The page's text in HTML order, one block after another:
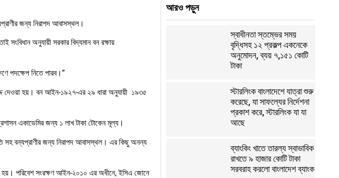
জন্য নিরাপদ আবাসস্থল।
সংবিধান অনুযায়ী সরকার বিদ্যমান বন রক্ষায়
পদক্ষেপ নিতে পারব।”
দেওয়া হয়। বন আইন-১৯২৭-এর ২৯ ধারা অনুযায়ী ১৯৩৫
একাডেমির জন্য ১ লাখ টাকা টোকেন মূল্য।
সহ বন্যপ্রাণীর জন্য নিরাপদ আবাসস্থল। এর কিছু অনন্য
হয়। পরিবেশ সংরক্ষণ আইন-২০১০ এর অধীনে, ইসিএ জোনে
আরও পড়ুন
স্বাধীনতা স্তম্ভের সময়
বৃদ্ধিসহ ১২ প্রকল্প একনেকে
অনুমোদন, ব্যয় ৭,১৫১ কোটি
টাকা
স্টারলিংক বাংলাদেশে যাত্রা শুরু
করেছে, যা সাফল্যের নির্দেশনা
প্রকাশ করে, স্টারলিংক যা যা
আছে
ব্যাংকিং খাতে তারল্য স্বাভাবিক
রাখতে ৯ হাজার কোটি টাকা
সরবরাহ করলো বাংলাদেশ ব্যাংক